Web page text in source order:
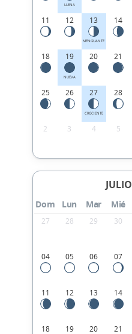
LLENA
11 12 13
MENGUANTE
14
18 19
NUEVA
20 21
25 26 27
CRECIENTE
28
2 3 4 5
JULIO
Dom Lun Mar Mié
27 28 29 30
04 05 06 07
11 12 13 14
18 19 20 21